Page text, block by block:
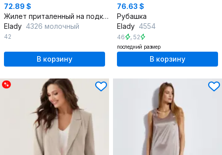
72.89 $
Жилет приталенный на подкладке с пуговицами и имитацией карманов
Elady 4326 молочный
42
В корзину
76.63 $
Рубашка
Elady 4554
46 , 52
последний размер
В корзину
%